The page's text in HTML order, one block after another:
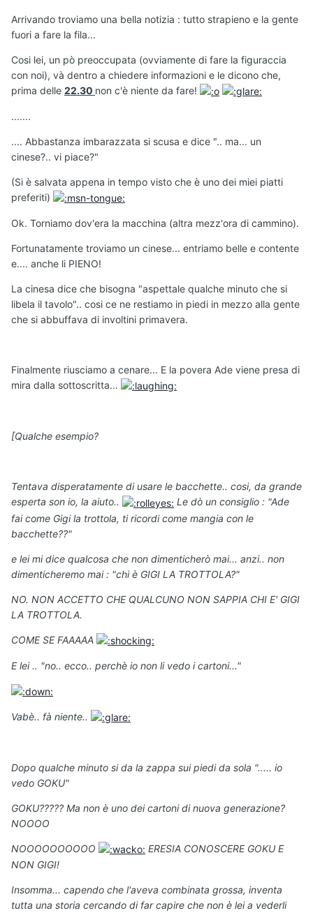
Arrivando troviamo una bella notizia : tutto strapieno e la gente
fuori a fare la fila...
Cosi lei, un pò preoccupata (ovviamente di fare la figuraccia
con noi), và dentro a chiedere informazioni e le dicono che,
prima delle 22.30 non c'è niente da fare!
.......
.... Abbastanza imbarazzata si scusa e dice ".. ma... un
cinese?.. vi piace?"
(Si è salvata appena in tempo visto che è uno dei miei piatti
preferiti)
Ok. Torniamo dov'era la macchina (altra mezz'ora di cammino).
Fortunatamente troviamo un cinese... entriamo belle e contente
e.... anche li PIENO!
La cinesa dice che bisogna "aspettale qualche minuto che si
libela il tavolo".. cosi ce ne restiamo in piedi in mezzo alla gente
che si abbuffava di involtini primavera.
Finalmente riusciamo a cenare... E la povera Ade viene presa di
mira dalla sottoscritta...
[Qualche esempio?
Tentava disperatamente di usare le bacchette.. cosi, da grande
esperta son io, la aiuto..
Le dò un consiglio : "Ade
fai come Gigi la trottola, ti ricordi come mangia con le
bacchette??"
e lei mi dice qualcosa che non dimenticherò mai... anzi.. non
dimenticheremo mai : "chi è GIGI LA TROTTOLA?"
NO. NON ACCETTO CHE QUALCUNO NON SAPPIA CHI E' GIGI
LA TROTTOLA.
COME SE FAAAAA
E lei .. "no.. ecco.. perchè io non li vedo i cartoni..."
Vabè.. fà niente..
Dopo qualche minuto si da la zappa sui piedi da sola "..... io
vedo GOKU"
GOKU????? Ma non è uno dei cartoni di nuova generazione?
NOOOO
NOOOOOOOOOO
ERESIA CONOSCERE GOKU E
NON GIGI!
Insomma... capendo che l'aveva combinata grossa, inventa
tutta una storia cercando di far capire che non è lei a vederli